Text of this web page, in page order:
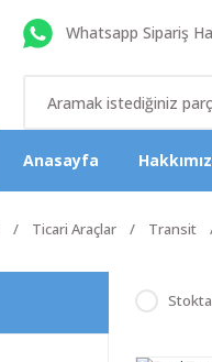
Whatsapp Sipariş
Anasayfa
Ticari Araçlar Transit